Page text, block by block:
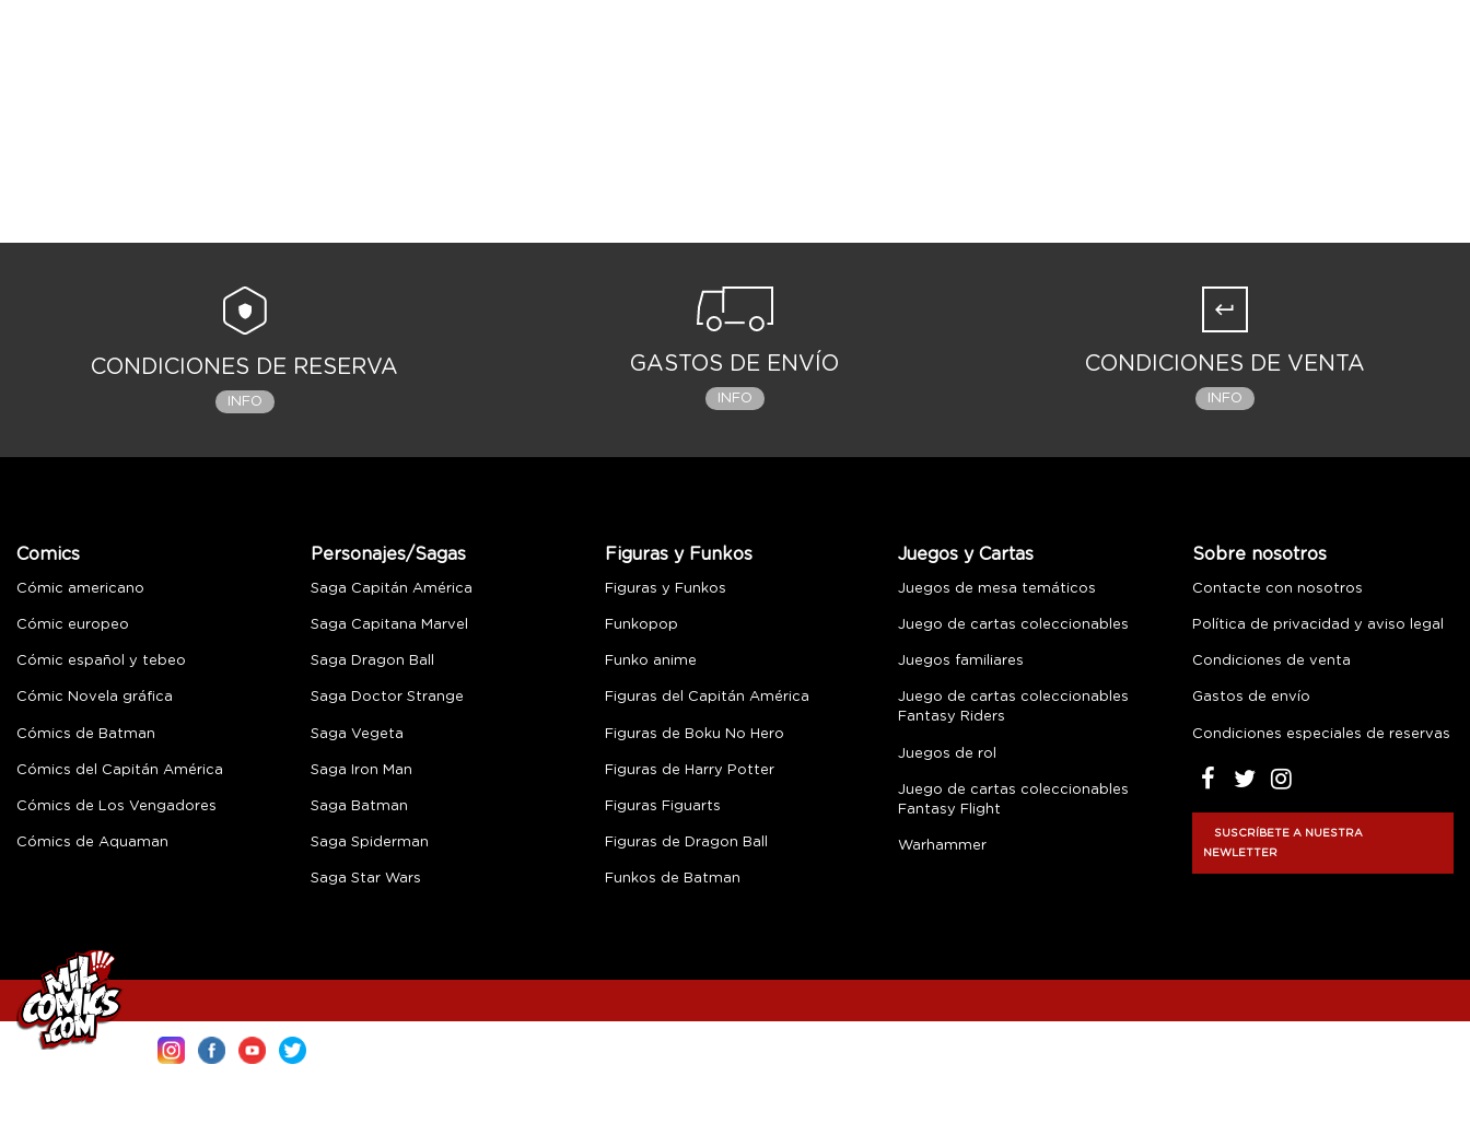
CONDICIONES DE RESERVA
INFO
GASTOS DE ENVÍO
INFO
CONDICIONES DE VENTA
INFO
Comics
Cómic americano
Cómic europeo
Cómic español y tebeo
Cómic Novela gráfica
Cómics de Batman
Cómics del Capitán América
Cómics de Los Vengadores
Cómics de Aquaman
Personajes/Sagas
Saga Capitán América
Saga Capitana Marvel
Saga Dragon Ball
Saga Doctor Strange
Saga Vegeta
Saga Iron Man
Saga Batman
Saga Spiderman
Saga Star Wars
Figuras y Funkos
Figuras y Funkos
Funkopop
Funko anime
Figuras del Capitán América
Figuras de Boku No Hero
Figuras de Harry Potter
Figuras Figuarts
Figuras de Dragon Ball
Funkos de Batman
Juegos y Cartas
Juegos de mesa temáticos
Juego de cartas coleccionables
Juegos familiares
Juego de cartas coleccionables
Fantasy Riders
Juegos de rol
Juego de cartas coleccionables
Fantasy Flight
Warhammer
Sobre nosotros
Contacte con nosotros
Política de privacidad y aviso legal
Condiciones de venta
Gastos de envío
Condiciones especiales de reservas
SUSCRÍBETE A NUESTRA
NEWLETTER